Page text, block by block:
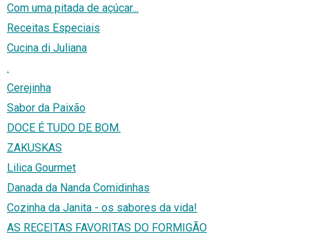
Com uma pitada de açúcar...
Receitas Especiais
Cucina di Juliana
.
Cerejinha
Sabor da Paixão
DOCE É TUDO DE BOM.
ZAKUSKAS
Lilica Gourmet
Danada da Nanda Comidinhas
Cozinha da Janita - os sabores da vida!
AS RECEITAS FAVORITAS DO FORMIGÃO